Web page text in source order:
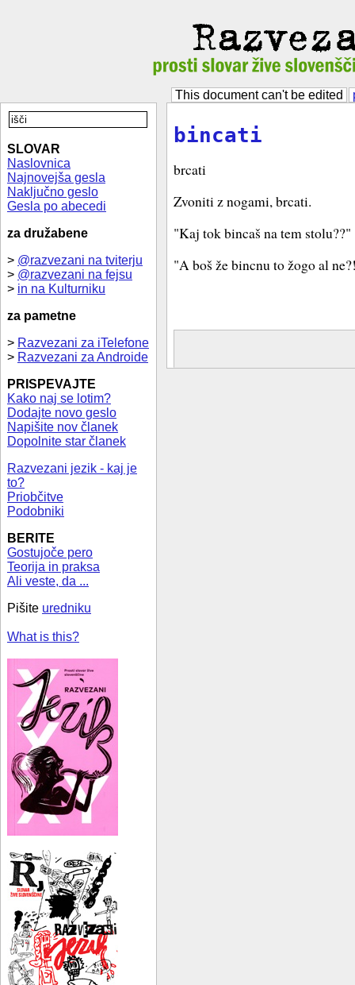
This document can't be edited
SLOVAR
Naslovnica
Najnovejša gesla
Naključno geslo
Gesla po abecedi
za družabene
> @razvezani na tviterju
> @razvezani na fejsu
> in na Kulturniku
za pametne
> Razvezani za iTelefone
> Razvezani za Androide
PRISPEVAJTE
Kako naj se lotim?
Dodajte novo geslo
Napišite nov članek
Dopolnite star članek
Razvezani jezik - kaj je
to?
Priobčitve
Podobniki
BERITE
Gostujoče pero
Teorija in praksa
Ali veste, da ...
Pišite uredniku
What is this?
bincati
brcati
Zvoniti z nogami, brcati.
"Kaj tok bincaš na tem stolu??"
"A boš že bincnu to žogo al